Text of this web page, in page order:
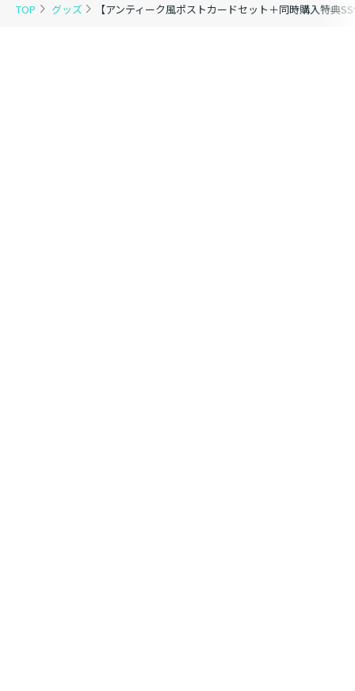
TOP グッズ 【アンティーク風ポストカードセット＋同時購入特
早稲田大学第一文学部を卒業後、外資系コンサル、学校